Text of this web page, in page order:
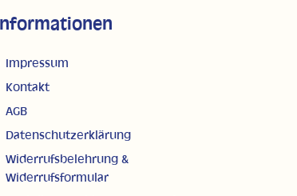
Informationen
Impressum
Kontakt
AGB
Datenschutzerklärung
Widerrufsbelehrung &
Widerrufsformular